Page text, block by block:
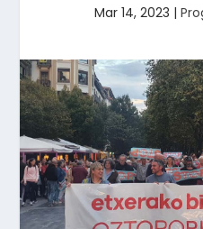
Mar 14, 2023 |